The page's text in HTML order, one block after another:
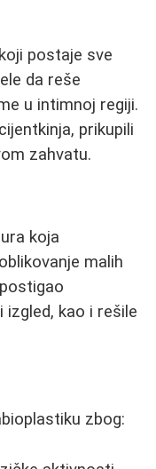
postaje sve
da reše
u intimnoj regiji.
prikupili
zahvatu.
koja
malih
kao i rešile
zbog: